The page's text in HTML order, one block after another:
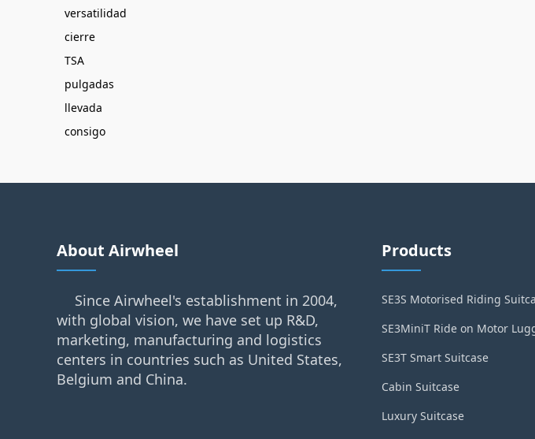
versatilidad
cierre
TSA
pulgadas
llevada
consigo
About Airwheel
Since Airwheel's establishment in 2004,
with global vision, we have set up R&D,
marketing, manufacturing and logistics
centers in countries such as United States,
Belgium and China.
Products
SE3S Motorised Riding
SE3MiniT Ride on Motor
SE3T Smart Suitcase
Cabin Suitcase
Luxury Suitcase